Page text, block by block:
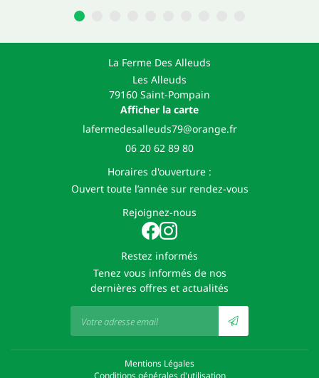
La Ferme Des Alleuds
Les Alleuds
79160 Saint-Pompain
Afficher la carte
06 20 62 89 80
Horaires d'ouverture :
Ouvert toute l’année sur rendez-vous
Rejoignez-nous
Restez informés
Tenez vous informés de nos
dernières offres et actualités
Mentions Légales
Conditions générales d'utilisation